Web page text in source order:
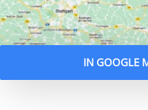
IN GOOGLE